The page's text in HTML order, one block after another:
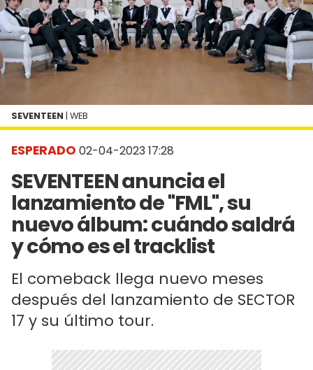
ESPERADO 02-04-2023 17:28
SEVENTEEN anuncia el
lanzamiento de "FML", su
nuevo álbum: cuándo saldrá
y cómo es el tracklist
El comeback llega nuevo meses
después del lanzamiento de SECTOR
17 y su último tour.
SEVENTEEN | WEB